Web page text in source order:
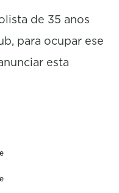
de 35 anos
para ocupar ese
esta